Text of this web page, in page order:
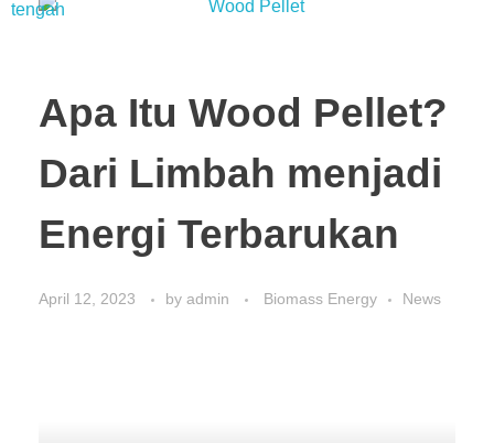
Apa Itu Wood Pellet?
Dari Limbah menjadi
Energi Terbarukan
April 12, 2023 by admin Biomass Energy News